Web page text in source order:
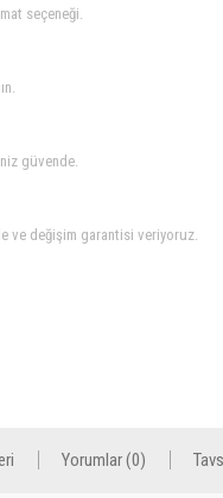
seçeneği.
güvende.
ve değişim garantisi veriyoruz.
Yorumlar (0)